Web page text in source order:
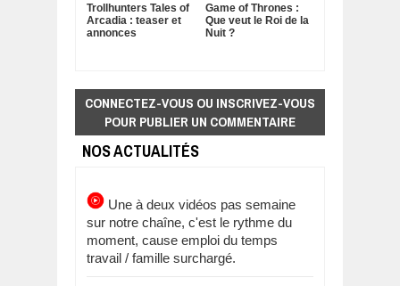
Trollhunters Tales of
Arcadia : teaser et
annonces
Game of Thrones :
Que veut le Roi de la
Nuit ?
CONNECTEZ-VOUS OU INSCRIVEZ-VOUS
POUR PUBLIER UN COMMENTAIRE
NOS ACTUALITÉS
Une à deux vidéos pas semaine
sur notre chaîne, c'est le rythme du
moment, cause emploi du temps
travail / famille surchargé.